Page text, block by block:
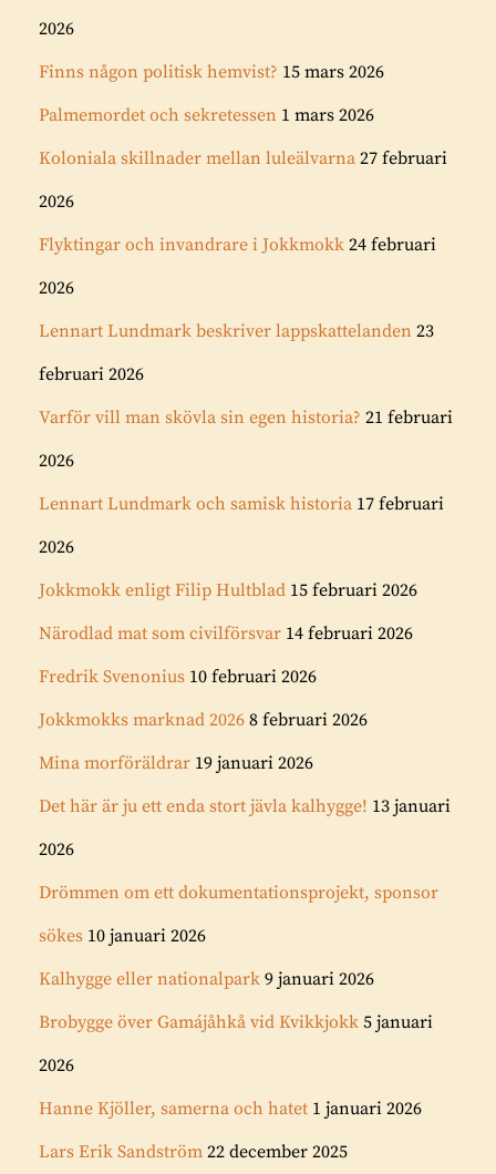
2026
Finns någon politisk hemvist? 15 mars 2026
Palmemordet och sekretessen 1 mars 2026
Koloniala skillnader mellan luleälvarna 27 februari
2026
Flyktingar och invandrare i Jokkmokk 24 februari
2026
Lennart Lundmark beskriver lappskattelanden 23
februari 2026
Varför vill man skövla sin egen historia? 21 februari
2026
Lennart Lundmark och samisk historia 17 februari
2026
Jokkmokk enligt Filip Hultblad 15 februari 2026
Närodlad mat som civilförsvar 14 februari 2026
Fredrik Svenonius 10 februari 2026
Jokkmokks marknad 2026 8 februari 2026
Mina morföräldrar 19 januari 2026
Det här är ju ett enda stort jävla kalhygge! 13 januari
2026
Drömmen om ett dokumentationsprojekt, sponsor
sökes 10 januari 2026
Kalhygge eller nationalpark 9 januari 2026
Brobygge över Gamájåhkå vid Kvikkjokk 5 januari
2026
Hanne Kjöller, samerna och hatet 1 januari 2026
Lars Erik Sandström 22 december 2025